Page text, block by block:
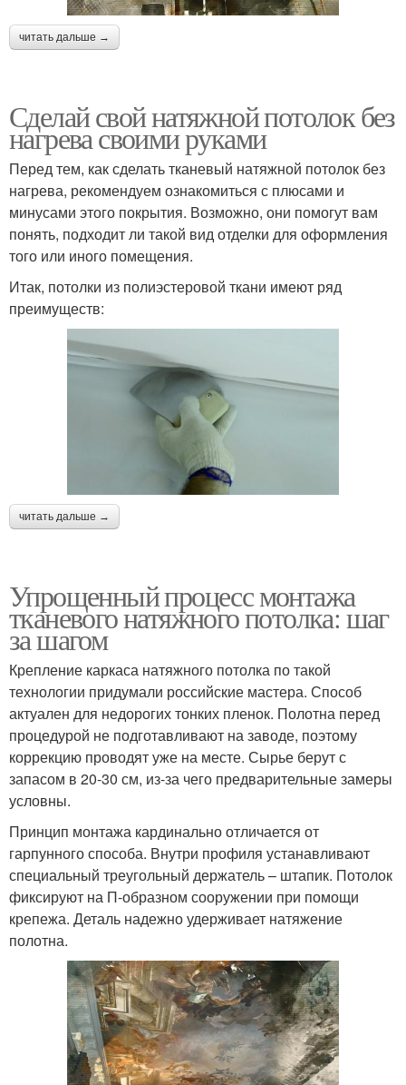
читать дальше →
Сделай свой натяжной потолок без
нагрева своими руками
Перед тем, как сделать тканевый натяжной потолок без
нагрева, рекомендуем ознакомиться с плюсами и
минусами этого покрытия. Возможно, они помогут вам
понять, подходит ли такой вид отделки для оформления
того или иного помещения.
Итак, потолки из полиэстеровой ткани имеют ряд
преимуществ:
читать дальше →
Упрощенный процесс монтажа
тканевого натяжного потолка: шаг
за шагом
Крепление каркаса натяжного потолка по такой
технологии придумали российские мастера. Способ
актуален для недорогих тонких пленок. Полотна перед
процедурой не подготавливают на заводе, поэтому
коррекцию проводят уже на месте. Сырье берут с
запасом в 20-30 см, из-за чего предварительные замеры
условны.
Принцип монтажа кардинально отличается от
гарпунного способа. Внутри профиля устанавливают
специальный треугольный держатель – штапик. Потолок
фиксируют на П-образном сооружении при помощи
крепежа. Деталь надежно удерживает натяжение
полотна.